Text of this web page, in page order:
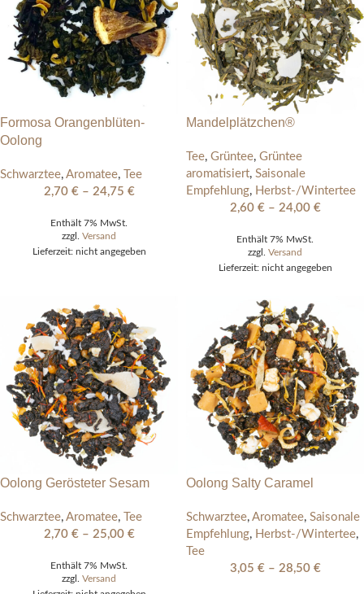
Formosa Orangenblüten-
Oolong
Schwarztee, Aromatee,
Tee
2,70 € – 24,75 €
Enthält 7% MwSt.
zzgl. Versand
Lieferzeit: nicht angegeben
Mandelplätzchen®
Tee, Grüntee, Grüntee
aromatisiert, Saisonale
Empfehlung, Herbst-/Wintertee
2,60 € – 24,00 €
Enthält 7% MwSt.
zzgl. Versand
Lieferzeit: nicht angegeben
Oolong Gerösteter Sesam
Schwarztee, Aromatee,
Tee
2,70 € – 25,00 €
Enthält 7% MwSt.
zzgl. Versand
Oolong Salty Caramel
Schwarztee, Aromatee, Saisonale
Empfehlung, Herbst-/Wintertee,
Tee
3,05 € – 28,50 €